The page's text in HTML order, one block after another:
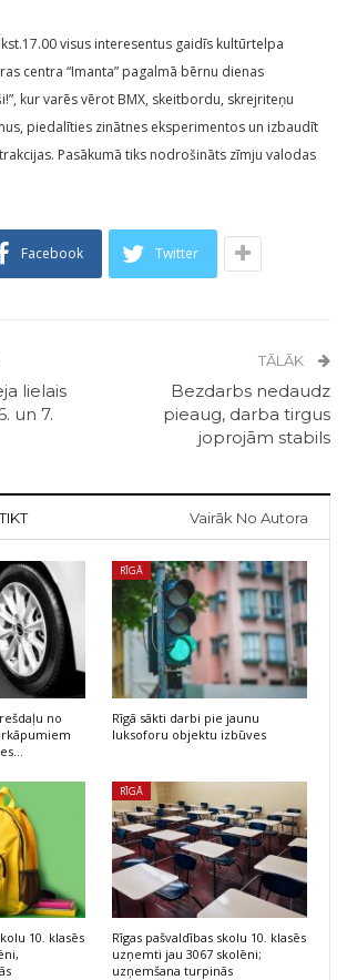
visus interesentus gaidīs kultūrtelpa
centra “Imanta” pagalmā bērnu dienas
kur varēs vērot BMX, skeitbordu, skrejriteņu
piedalīties zinātnes eksperimentos un izbaudīt
Pasākumā tiks nodrošināts zīmju valodas
Facebook Twitter
lielais
un 7.
TĀLĀK
Bezdarbs nedaudz
pieaug, darba tirgus
joprojām stabils
Vairāk No Autora
no
RĪGĀ
Rīgā sākti darbi pie jaunu
luksoforu objektu izbūves
10. klasēs
RĪGĀ
Rīgas pašvaldības skolu 10. klasēs
uzņemti jau 3067 skolēni;
uzņemšana turpinās